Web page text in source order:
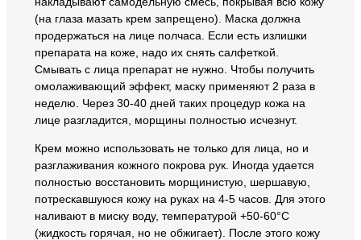
(на глаза мазать крем запрещено). Маска должна
продержаться на лице полчаса. Если есть излишки
препарата на коже, надо их снять салфеткой.
Смывать с лица препарат не нужно. Чтобы получить
омолаживающий эффект, маску применяют 2 раза в
неделю. Через 30-40 дней таких процедур кожа на
лице разгладится, морщины полностью исчезнут.
Крем можно использовать не только для лица, но и
разглаживания кожного покрова рук. Иногда удается
полностью восстановить морщинистую, шершавую,
потрескавшуюся кожу на руках на 4-5 часов. Для этого
наливают в миску воду, температурой +50-60°С
(жидкость горячая, но не обжигает). После этого кожу